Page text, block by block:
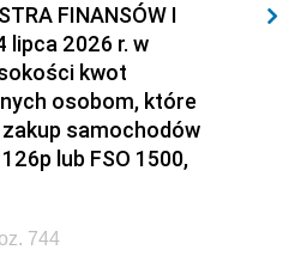
FINANSÓW I
lipca 2026 r. w
kwot
osobom, które
samochodów
lub FSO 1500,
744